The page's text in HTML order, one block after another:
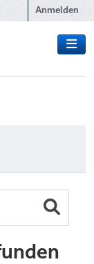
Anmelden